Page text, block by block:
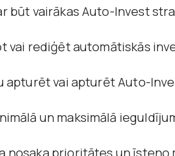
būt vairākas Auto-Invest
vai rediģēt automātiskās
apturēt vai apturēt Auto-
un maksimālā
nosaka prioritātes un īsteno